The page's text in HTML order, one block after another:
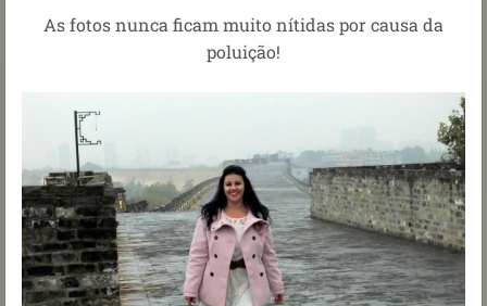
As fotos nunca ficam muito nítidas por causa da
poluição!